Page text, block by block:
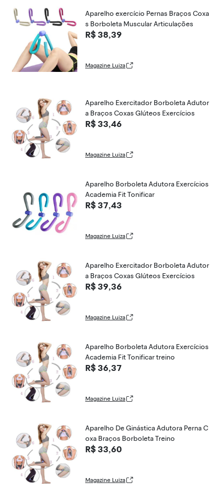
Aparelho exercício Pernas Braços Coxa
s Borboleta Muscular Articulações
R$ 38,39
Magazine Luiza
Aparelho Exercitador Borboleta Adutor
a Braços Coxas Glúteos Exercícios
R$ 33,46
Magazine Luiza
Aparelho Borboleta Adutora Exercícios
Academia Fit Tonificar
R$ 37,43
Magazine Luiza
Aparelho Exercitador Borboleta Adutor
a Braços Coxas Glúteos Exercícios
R$ 39,36
Magazine Luiza
Aparelho Borboleta Adutora Exercícios
Academia Fit Tonificar treino
R$ 36,37
Magazine Luiza
Aparelho De Ginástica Adutora Perna C
oxa Braços Borboleta Treino
R$ 33,60
Magazine Luiza